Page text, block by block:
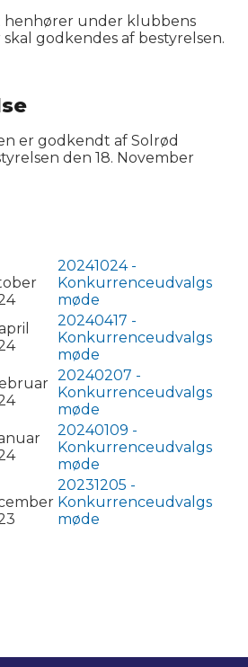
henhører under klubbens
godkendes af bestyrelsen.
er godkendt af Solrød
den 18. November
20241024 -
Konkurrenceudvalgs
møde
20240417 -
Konkurrenceudvalgs
møde
20240207 -
Konkurrenceudvalgs
møde
20240109 -
Konkurrenceudvalgs
møde
20231205 -
Konkurrenceudvalgs
møde